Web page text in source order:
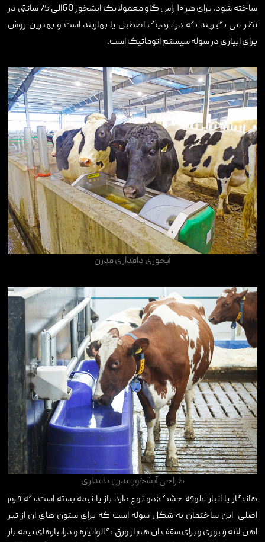
ساخته شود. برای هر ۱۰ راس گاو معمولا یک ابشخور 60الی 75 سانتی در
نظر می گیریند که در نزدیک اصطبل یا بهاربند است و بهترین روش
برای ابیاری در سوله سیستم اتوماتیک است.
آبخوری دامداری مدرن
طراحی آبشخور مدرن دامداری
هانگار یا انبار علوفه خشک;دو نوع دارد باز یا نیمه بسته است.که فرم
اصلی این ساختمان به شکل سوله است که برای ستون های ان از تیر
اهن لانه زنبوری وبرای سقف ان هم از ورق گالوانیزه و درانبارهای نیمه باز